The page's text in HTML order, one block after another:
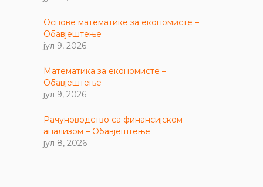
Основе математике за економисте –
Обавјештење
јул 9, 2026
Математика за економисте –
Обавјештење
јул 9, 2026
Рачуноводство са финансијском
анализом – Обавјештење
јул 8, 2026